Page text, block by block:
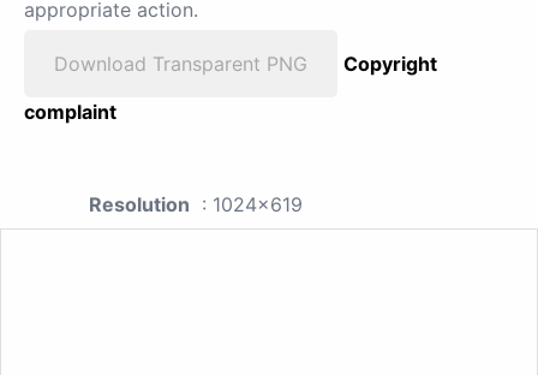
appropriate action.
Download Transparent PNG
Copyright
complaint
Resolution : 1024x619